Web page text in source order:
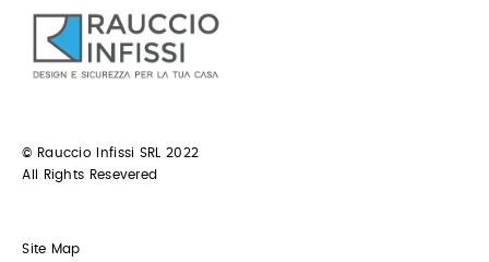
© Rauccio Infissi SRL 2022
All Rights Resevered
Site Map